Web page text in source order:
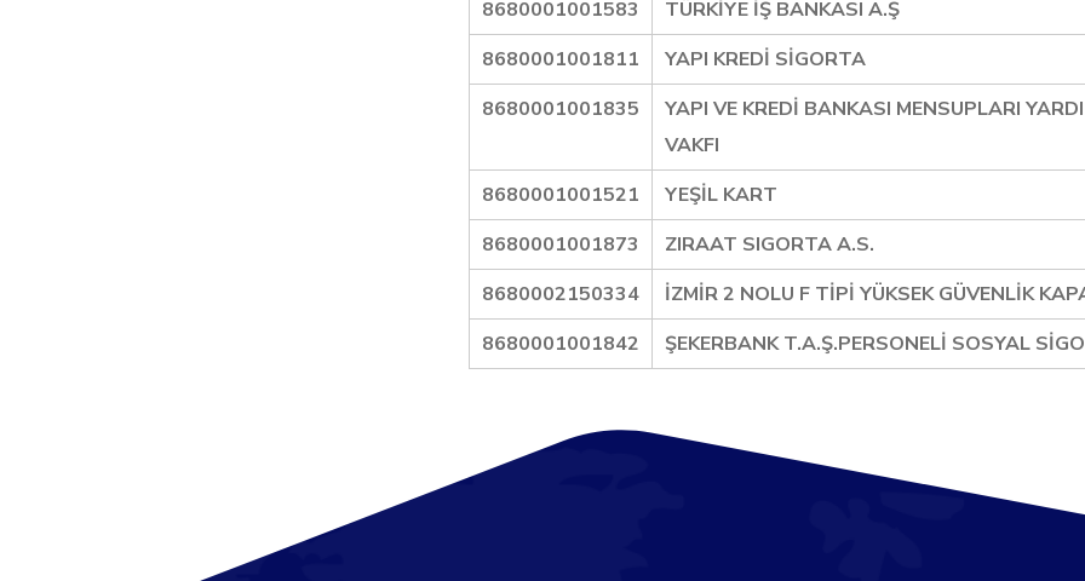
8680001001583
TÜRKİYE İŞ BANKASI A.Ş
8680001001811
YAPI KREDİ SİGORTA
8680001001835
YAPI VE KREDİ BANKASI MENSUPLARI
VAKFI
8680001001521
YEŞİL KART
8680001001873
ZIRAAT SIGORTA A.S.
8680002150334
İZMİR 2 NOLU F TİPİ YÜKSEK GÜVENLİK
8680001001842
ŞEKERBANK T.A.Ş.PERSONELİ SOSYAL